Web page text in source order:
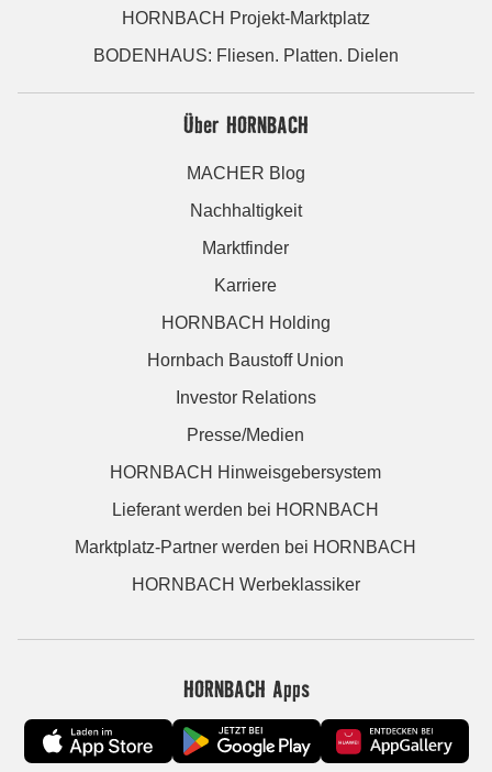
HORNBACH Projekt-Marktplatz
BODENHAUS: Fliesen. Platten. Dielen
Über HORNBACH
MACHER Blog
Nachhaltigkeit
Marktfinder
Karriere
HORNBACH Holding
Hornbach Baustoff Union
Investor Relations
Presse/Medien
HORNBACH Hinweisgebersystem
Lieferant werden bei HORNBACH
Marktplatz-Partner werden bei HORNBACH
HORNBACH Werbeklassiker
HORNBACH Apps